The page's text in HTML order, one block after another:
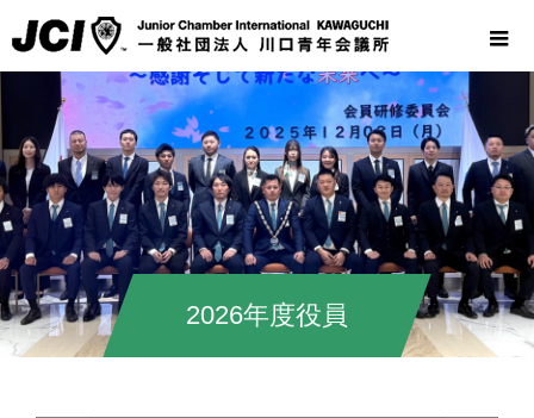
2026年度役員